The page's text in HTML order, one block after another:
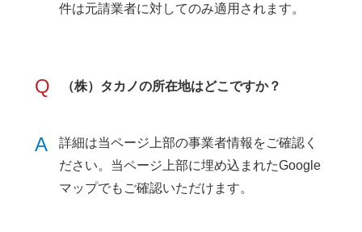
件は元請業者に対してのみ適用されます。
Q （株）タカノの所在地はどこですか？
A
詳細は当ページ上部の事業者情報をご確認く
ださい。当ページ上部に埋め込まれたGoogle
マップでもご確認いただけます。